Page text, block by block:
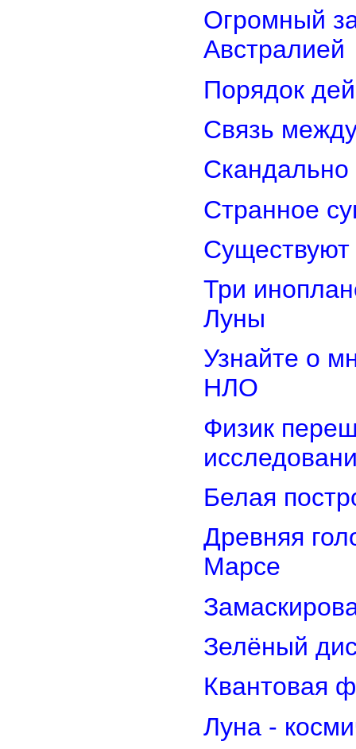
Огромный
Австралией
Порядок
Связь
Странное
Три
Луны
Узнайте о
НЛО
Физик
Белая
Древняя
Марсе
Зелёный
Квантовая
Луна -